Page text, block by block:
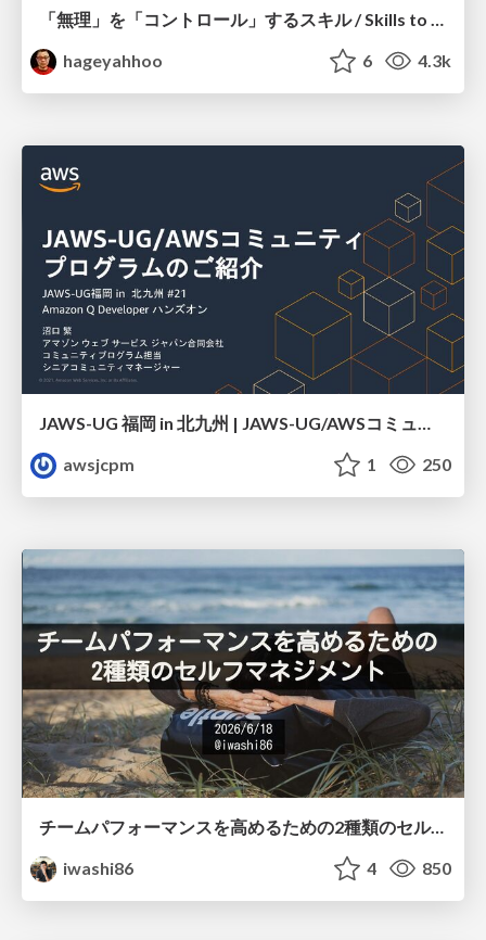
hageyahhoo
6 4.3k
JAWS-UG 福岡 in 北九州 | JAWS-UG/AWSコミュニティ プログラムのご紹介
awsjcpm
1 250
チームパフォーマンスを高めるための2種類のセルフマネジメント / Two Types of Self-Management for Improving Team Performance
iwashi86
4 850